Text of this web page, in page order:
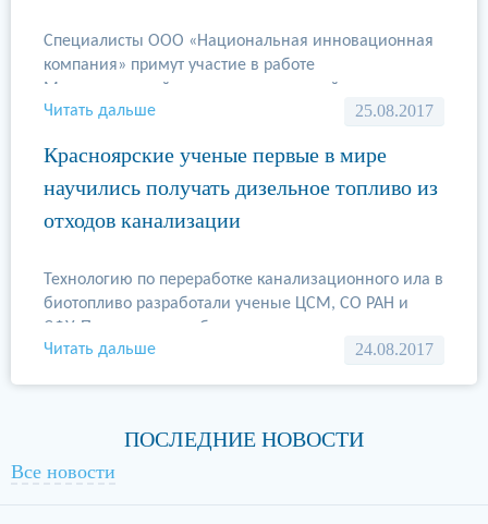
партнером выступит …
Специалисты ООО «Национальная инновационная
компания» примут участие в работе
Международной выставки химической
промышленности и науки «Химия-2017» (блок
октября 2017 года, ЦВК «Экспоцентр», 2 и 8
павильоны.
25.08.2017
Читать дальше
Красноярские ученые первые в мире
научились получать дизельное топливо из
отходов канализации
Технологию по переработке канализационного ила в
биотопливо разработали ученые ЦСМ, СО РАН и
СФУ. Процесс переработки отходов в дизельное
топливо для автомобилей происходит в
отработана …
24.08.2017
Читать дальше
ПОСЛЕДНИЕ НОВОСТИ
Все новости